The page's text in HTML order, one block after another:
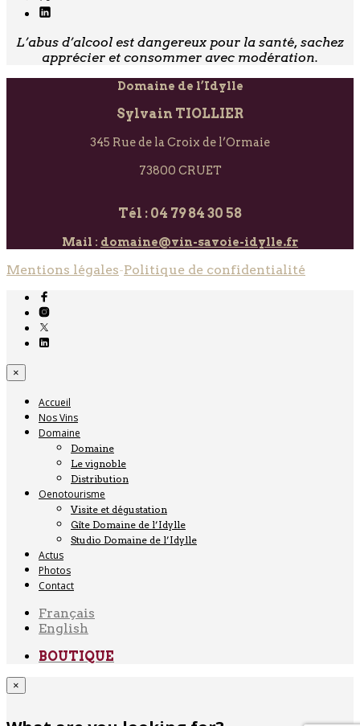
L’abus d’alcool est dangereux pour la santé, sachez
apprécier et consommer avec modération.
Domaine de l’Idylle
Sylvain TIOLLIER
345 Rue de la Croix de l’Ormaie
73800 CRUET
Tél : 04 79 84 30 58
Mail : domaine@vin-savoie-idylle.fr
Mentions légales-Politique de confidentialité
×
Accueil
Nos Vins
Domaine
Domaine
Le vignoble
Distribution
Oenotourisme
Visite et dégustation
Gîte Domaine de l’Idylle
Studio Domaine de l’Idylle
Actus
Photos
Contact
Français
English
BOUTIQUE
×